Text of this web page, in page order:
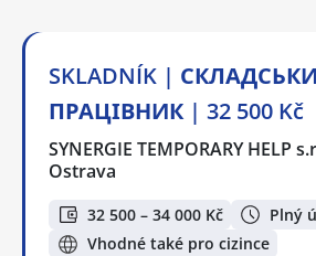
SKLADNÍK |
ПРАЦІВНИК | 32 500 Kč
SYNERGIE TEMPORARY HELP
Ostrava
32 500 – 34 000 Kč
Plný
Vhodné také pro cizince